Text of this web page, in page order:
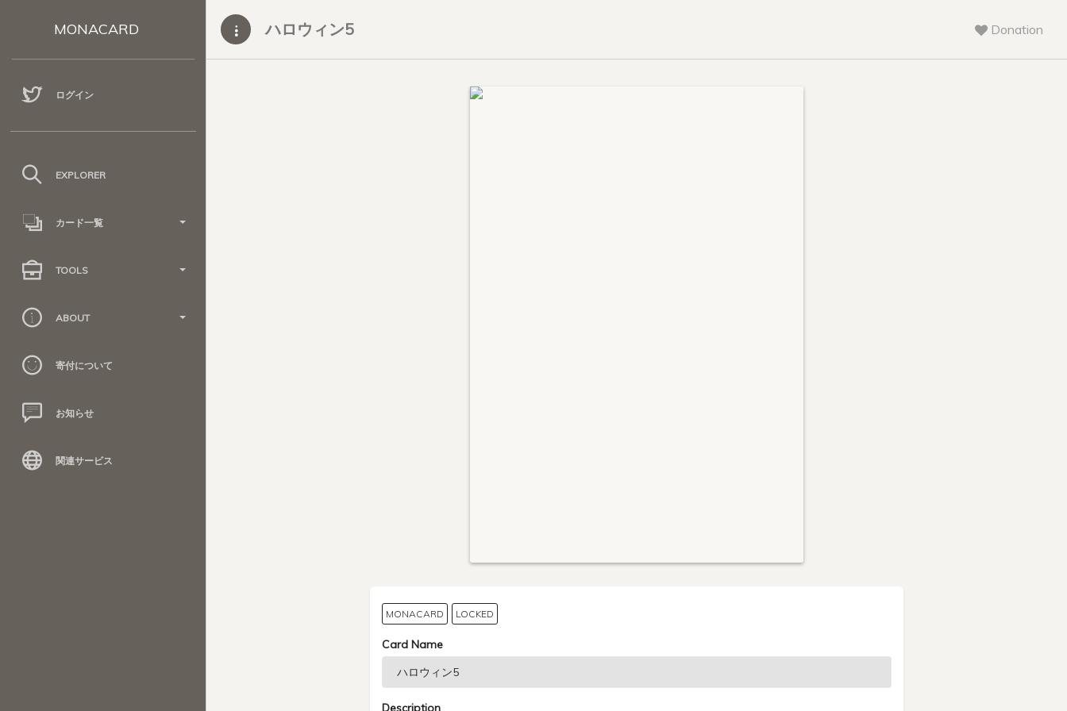
MONACARD
ログイン
EXPLORER
カード一覧
TOOLS
ABOUT
寄付について
お知らせ
関連サービス
ハロウィン5 Donation
MONACARD LOCKED
Card Name
Description